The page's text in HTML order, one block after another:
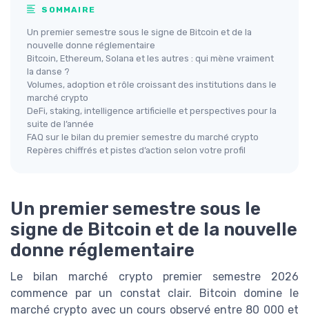
SOMMAIRE
Un premier semestre sous le signe de Bitcoin et de la
nouvelle donne réglementaire
Bitcoin, Ethereum, Solana et les autres : qui mène vraiment
la danse ?
Volumes, adoption et rôle croissant des institutions dans le
marché crypto
DeFi, staking, intelligence artificielle et perspectives pour la
suite de l’année
FAQ sur le bilan du premier semestre du marché crypto
Repères chiffrés et pistes d’action selon votre profil
Un premier semestre sous le
signe de Bitcoin et de la nouvelle
donne réglementaire
Le bilan marché crypto premier semestre 2026
commence par un constat clair. Bitcoin domine le
marché crypto avec un cours observé entre 80 000 et